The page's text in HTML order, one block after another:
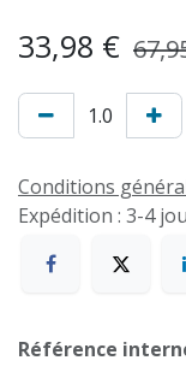
33,98 €
Conditions
Expédition : 3-4
Référence